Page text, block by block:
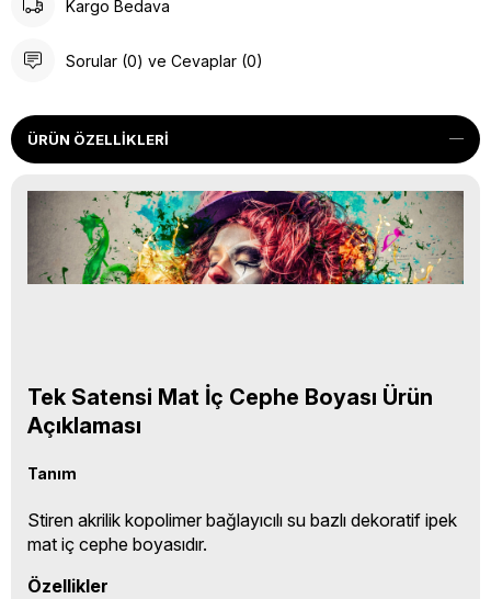
Kargo Bedava
Sorular (0) ve Cevaplar (0)
ÜRÜN ÖZELLIKLERI
Tek Satensi Mat İç Cephe Boyası Ürün
Açıklaması
Tanım
Stiren akrilik kopolimer bağlayıcılı su bazlı dekoratif ipek
mat iç cephe boyasıdır.
Özellikler